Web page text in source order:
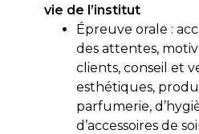
vie de l’institut
Épreuve orale :
des attentes,
clients, conseil et
esthétiques,
parfumerie,
d’accessoires de